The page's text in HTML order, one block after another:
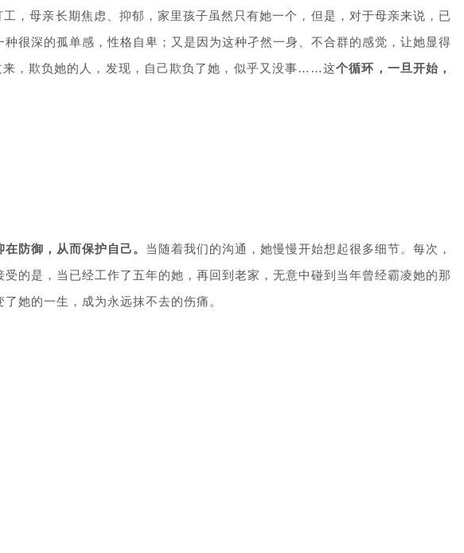
，母亲长期焦虑、抑郁，家里孩子虽然只有她一个，但是，对于母亲来说，已
种很深的孤单感，性格自卑；又是因为这种孑然一身、不合群的感觉，让她显得
来，欺负她的人，发现，自己欺负了她，似乎又没事……这个循环，一旦开始，
在防御，从而保护自己。 当随着我们的沟通，她慢慢开始想起很多细节。每次，
的是，当已经工作了五年的她，再回到老家，无意中碰到当年曾经霸凌她的那
她的一生，成为永远抹不去的伤痛。